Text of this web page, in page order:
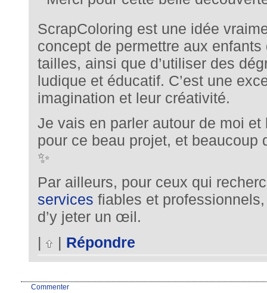
ScrapColoring est une idée
concept de permettre aux
tailles, ainsi que d’utiliser des
ludique et éducatif. C’est une
imagination et leur créativité.
Je vais en parler autour de moi
pour ce beau projet, et beaucoup
✨
Par ailleurs, pour ceux qui
services fiables et
d’y jeter un œil.
|
| Répondre
Commenter